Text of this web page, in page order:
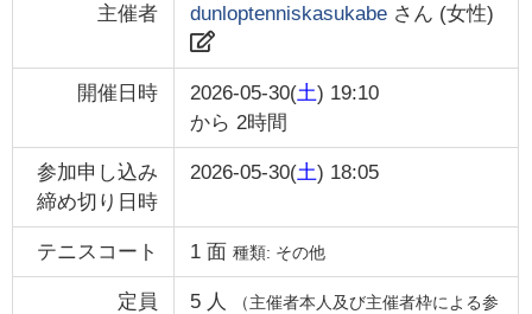
主催者 dunloptenniskasukabeさん (女性)
開催日時 2026-05-30(土) 19:10
から 2時間
参加申し込み
締め切り日時
2026-05-30(土) 18:05
テニスコート 1面 種類: その他
定員 5 人
（主催者本人及び主催者枠による参